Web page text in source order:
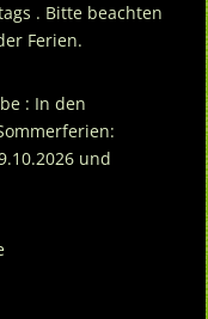
. Bitte beachten
Ferien.
: In den
und